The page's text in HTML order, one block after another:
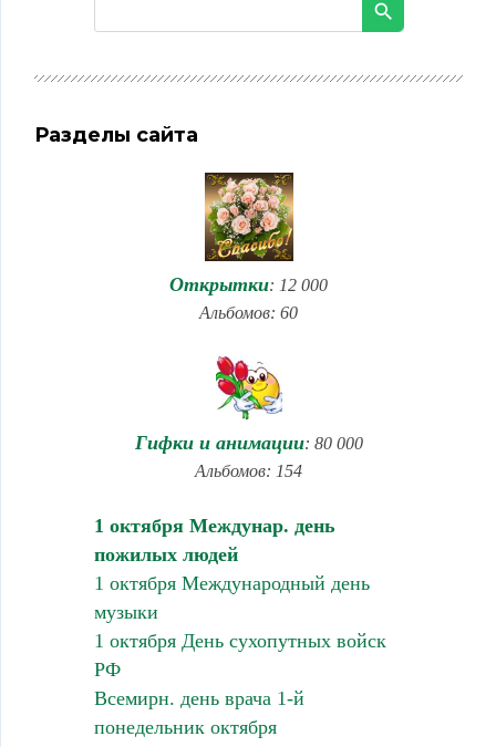
Разделы сайта
Открытки: 12 000
Альбомов: 60
Гифки и анимации: 80 000
Альбомов: 154
1 октября Междунар. день
пожилых людей
1 октября Международный день
музыки
1 октября День сухопутных войск
РФ
Всемирн. день врача 1-й
понедельник октября